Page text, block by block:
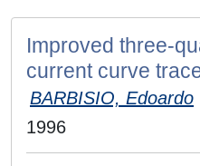
Improved three-
current curve
BARBISIO, Edoardo
1996